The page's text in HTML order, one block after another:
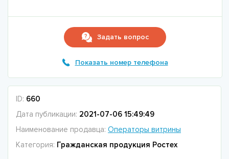
Задать вопрос
Показать номер телефона
ID: 660
Дата публикации: 2021-07-06 15:49:49
Наименование продавца: Операторы витрины
Категория: Гражданская продукция Ростех